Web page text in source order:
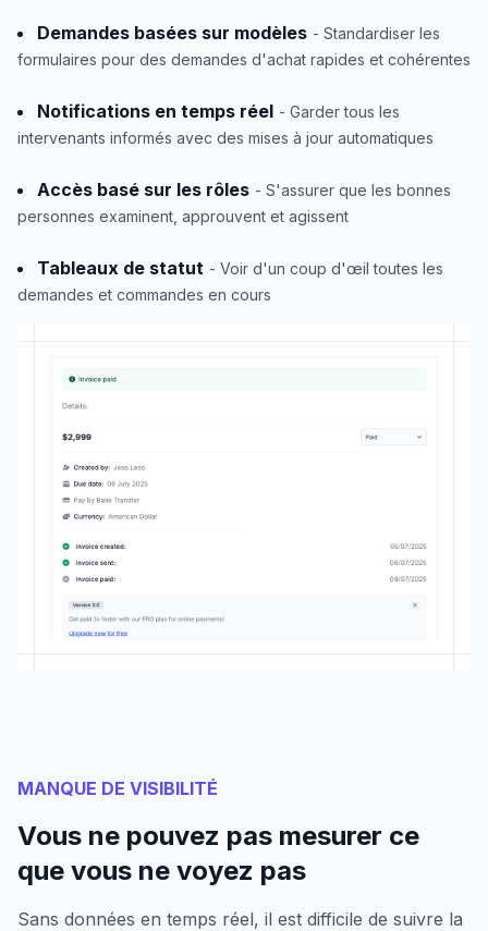
Demandes basées sur modèles - Standardiser les
formulaires pour des demandes d'achat rapides et cohérentes
Notifications en temps réel - Garder tous les
intervenants informés avec des mises à jour automatiques
Accès basé sur les rôles - S'assurer que les bonnes
personnes examinent, approuvent et agissent
Tableaux de statut - Voir d'un coup d'œil toutes les
demandes et commandes en cours
MANQUE DE VISIBILITÉ
Vous ne pouvez pas mesurer ce
que vous ne voyez pas
Sans données en temps réel, il est difficile de suivre la